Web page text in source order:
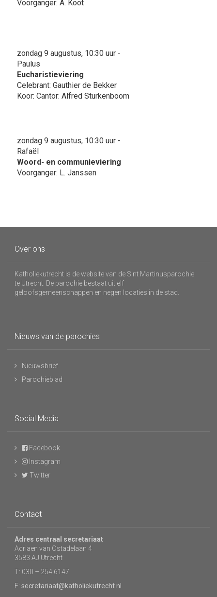
Voorganger: A. Koot
zondag 9 augustus, 10:30 uur -
Paulus
Eucharistieviering
Celebrant: Gauthier de Bekker
Koor: Cantor: Alfred Sturkenboom
zondag 9 augustus, 10:30 uur -
Rafaël
Woord- en communieviering
Voorganger: L. Janssen
Over ons
Katholiekutrecht is de website van de Sint Martinusparochie
te Utrecht. De parochie bestaat uit elf
geloofsgemeenschappen en negen locaties in de stad.
Nieuws van de parochies
Nieuwsbrief
Parochieblad
Social Media
Facebook
Instagram
Twitter
Contact
Adres centraal secretariaat
Adriaen van Ostadelaan 4
3583 AJ Utrecht
T: 030 – 254 6147
E: secretariaat@katholiekutrecht.nl